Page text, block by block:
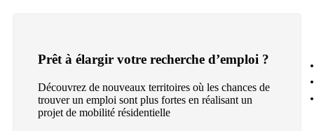
Prêt à élargir votre recherche d’emploi ?
Découvrez de nouveaux territoires où les chances de
trouver un emploi sont plus fortes en réalisant un
projet de mobilité résidentielle